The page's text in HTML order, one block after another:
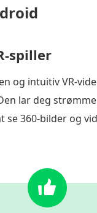
spiller
og intuitiv VR-
lar deg
se 360-bilder og